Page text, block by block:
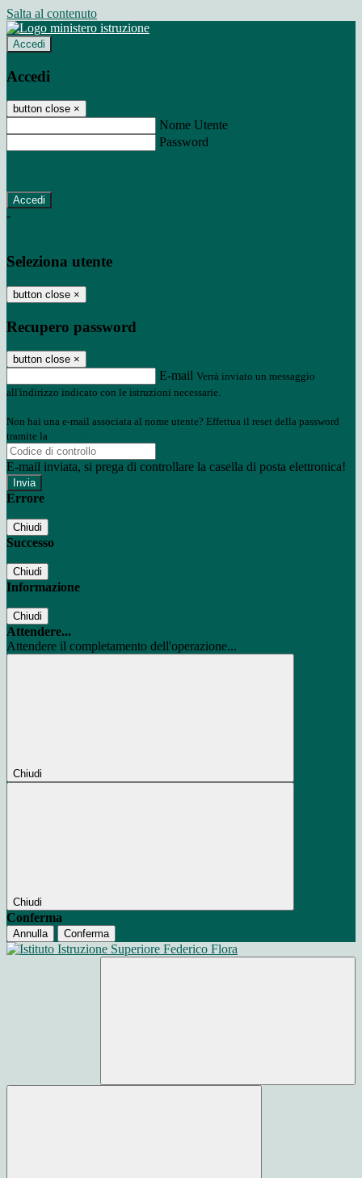
Salta al contenuto
Accedi
Accedi
button close ×
Nome Utente
Password
-
Seleziona utente
button close ×
Recupero password
button close ×
E-mail Verrà inviato un messaggio
all'indirizzo indicato con le istruzioni necessarie.
Non hai una e-mail associata al nome utente? Effettua il reset della password
tramite la
E-mail inviata, si prega di controllare la casella di posta elettronica!
Errore
Chiudi
Successo
Chiudi
Informazione
Chiudi
Attendere...
Attendere il completamento dell'operazione...
Chiudi
Chiudi
Conferma
Annulla Conferma